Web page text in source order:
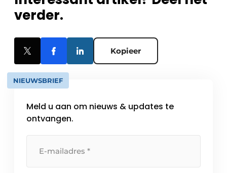
verder.
Kopieer
NIEUWSBRIEF
Meld u aan om nieuws & updates te
ontvangen.